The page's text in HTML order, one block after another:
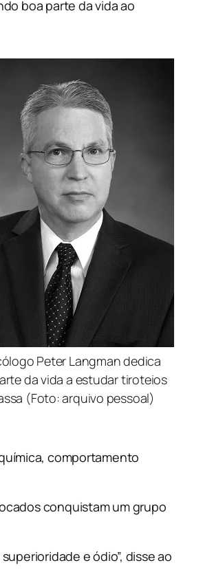
boa parte da vida ao
Peter Langman dedica
da vida a estudar tiroteios
(Foto: arquivo pessoal)
comportamento
conquistam um grupo
e ódio”, disse ao